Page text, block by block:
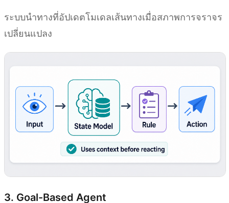
ระบบนำทางที่อัปเดตโมเดลเส้นทางเมื่อสภาพการจราจร
เปลี่ยนแปลง
3. Goal-Based Agent